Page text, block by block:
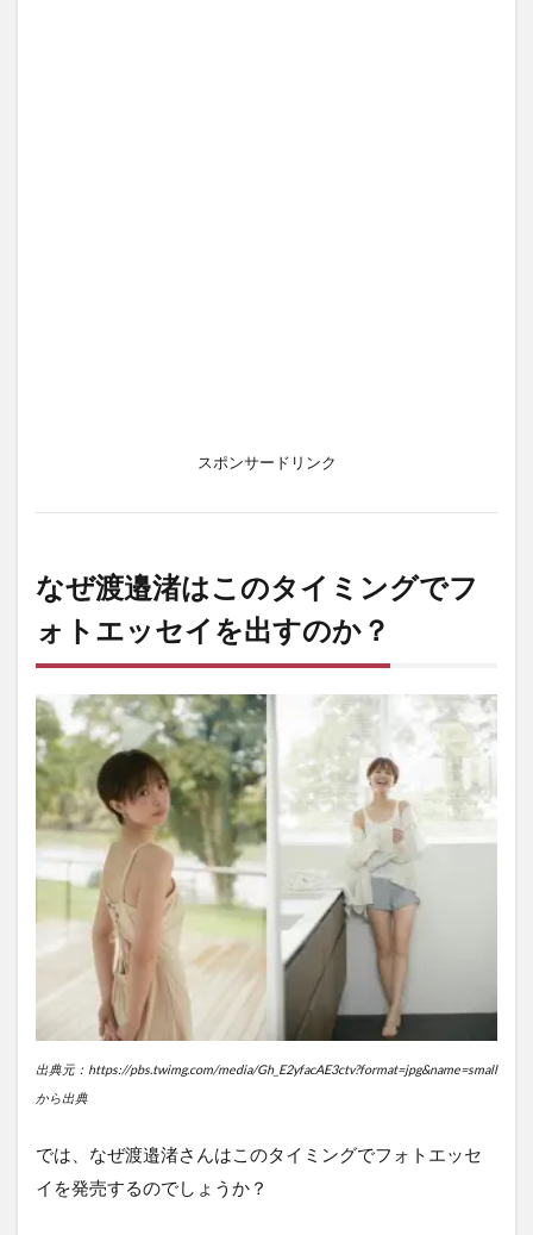
スポンサードリンク
なぜ渡邉渚はこのタイミングでフ
ォトエッセイを出すのか？
出典元：https://pbs.twimg.com/media/Gh_E2yfacAE3ctv?format=jpg&name=small
から出典
では、なぜ渡邉渚さんはこのタイミングでフォトエッセ
イを発売するのでしょうか？